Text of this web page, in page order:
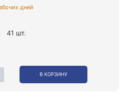
дней
41 шт.
В КОРЗИНУ